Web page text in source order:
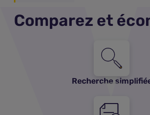
Comparez et
Recherche